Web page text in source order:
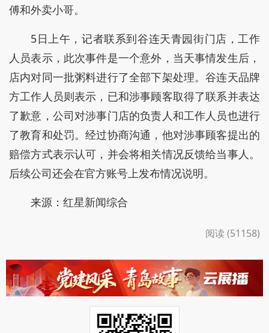
傅和外卖小哥。
5日上午，记者联系到谷连天青园街门店，工作
人员表示，此次事件是一个意外，当天事情发生后，
店内对同一批粥料进行了全部下架处理。谷连天品牌
方工作人员则表示，已和涉事顾客取得了联系并表达
了歉意，公司对涉事门店的负责人和工作人员也进行
了教育和处罚。经过协商沟通，他对涉事顾客提出的
赔偿方式表示认可，并会将相关情况反馈给当事人。
后续公司还会在官方账号上发布情况说明。
来源：红星新闻综合
阅读 (51158)